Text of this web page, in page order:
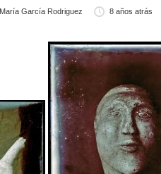
García Rodriguez 8 años atrás